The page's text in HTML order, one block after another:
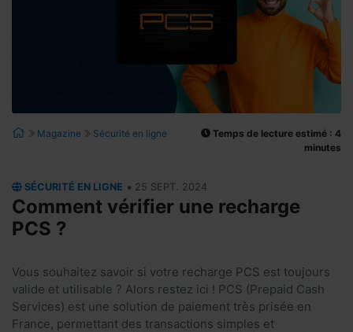
Magazine Sécurité en ligne
Temps de lecture estimé : 4
minutes
SÉCURITÉ EN LIGNE • 25 SEPT. 2024
Comment vérifier une recharge
PCS ?
Vous souhaitez savoir si votre recharge PCS est toujours
valide et utilisable ? Alors restez ici ! PCS (Prepaid Cash
Services) est une solution de paiement très prisée en
France, permettant des transactions simples et